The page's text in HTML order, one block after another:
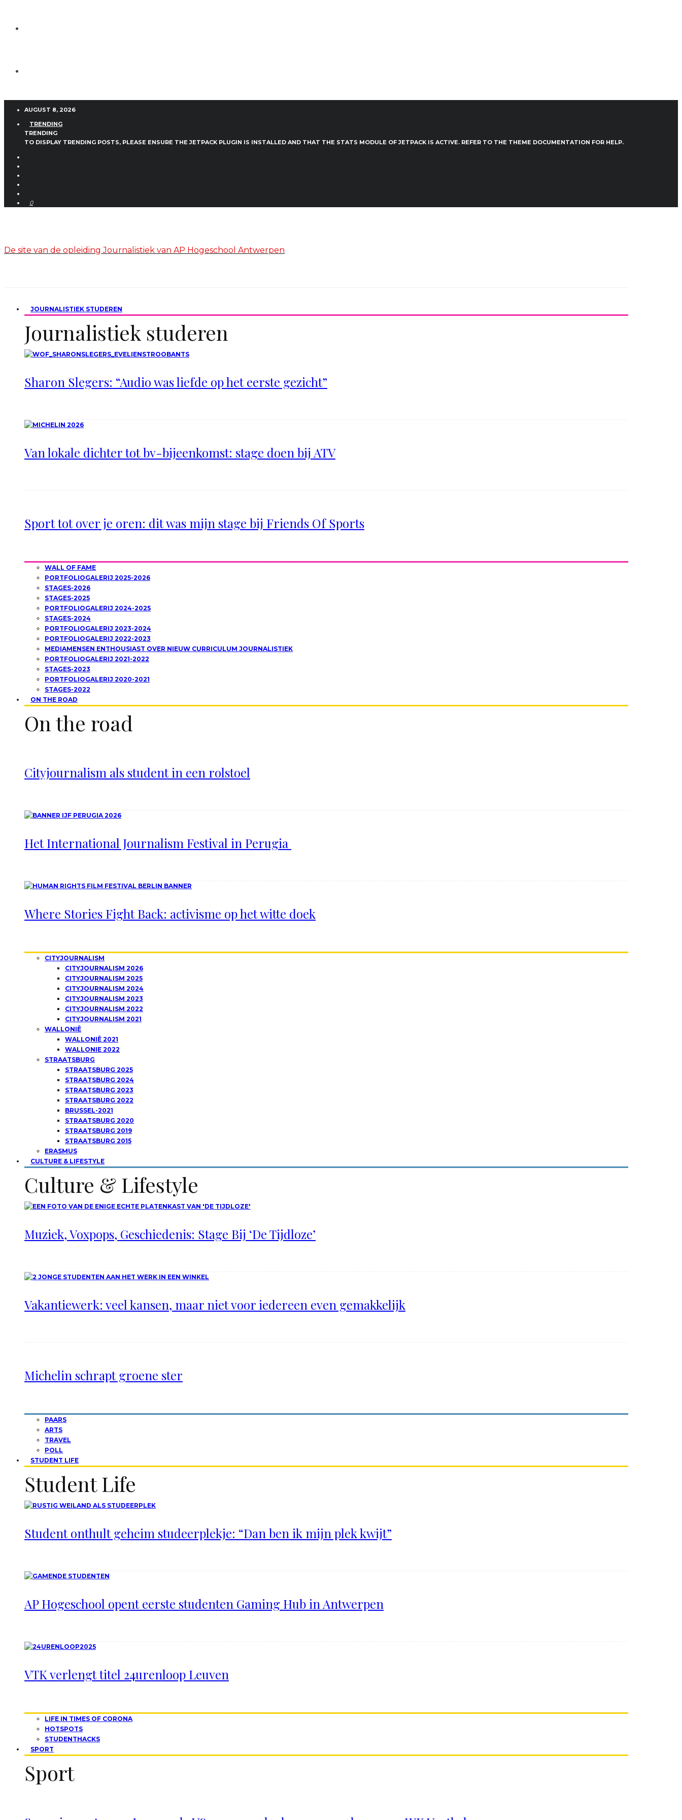
AUGUST 8, 2026
TRENDING
TRENDING
TO DISPLAY TRENDING POSTS, PLEASE ENSURE THE JETPACK PLUGIN IS INSTALLED AND THAT THE STATS MODULE OF JETPACK IS ACTIVE. REFER TO THE THEME DOCUMENTATION FOR HELP.
0
De site van de opleiding Journalistiek van AP Hogeschool Antwerpen
JOURNALISTIEK STUDEREN
Journalistiek studeren
Sharon Slegers: “Audio was liefde op het eerste gezicht”
Van lokale dichter tot bv-bijeenkomst: stage doen bij ATV
Sport tot over je oren: dit was mijn stage bij Friends Of Sports
WALL OF FAME
PORTFOLIOGALERIJ 2025-2026
STAGES-2026
STAGES-2025
PORTFOLIOGALERIJ 2024-2025
STAGES-2024
PORTFOLIOGALERIJ 2023-2024
PORTFOLIOGALERIJ 2022-2023
MEDIAMENSEN ENTHOUSIAST OVER NIEUW CURRICULUM JOURNALISTIEK
PORTFOLIOGALERIJ 2021-2022
STAGES-2023
PORTFOLIOGALERIJ 2020-2021
STAGES-2022
ON THE ROAD
On the road
Cityjournalism als student in een rolstoel
Het International Journalism Festival in Perugia
Where Stories Fight Back: activisme op het witte doek
CITYJOURNALISM
CITYJOURNALISM 2026
CITYJOURNALISM 2025
CITYJOURNALISM 2024
CITYJOURNALISM 2023
CITYJOURNALISM 2022
CITYJOURNALISM 2021
WALLONIË
WALLONIË 2021
WALLONIE 2022
STRAATSBURG
STRAATSBURG 2025
STRAATSBURG 2024
STRAATSBURG 2023
STRAATSBURG 2022
BRUSSEL-2021
STRAATSBURG 2020
STRAATSBURG 2019
STRAATSBURG 2015
ERASMUS
CULTURE & LIFESTYLE
Culture & Lifestyle
Muziek, Voxpops, Geschiedenis: Stage Bij ‘De Tijdloze’
Vakantiewerk: veel kansen, maar niet voor iedereen even gemakkelijk
Michelin schrapt groene ster
PAARS
ARTS
TRAVEL
POLL
STUDENT LIFE
Student Life
Student onthult geheim studeerplekje: “Dan ben ik mijn plek kwijt”
AP Hogeschool opent eerste studenten Gaming Hub in Antwerpen
VTK verlengt titel 24urenloop Leuven
LIFE IN TIMES OF CORONA
HOTSPOTS
STUDENTHACKS
SPORT
Sport